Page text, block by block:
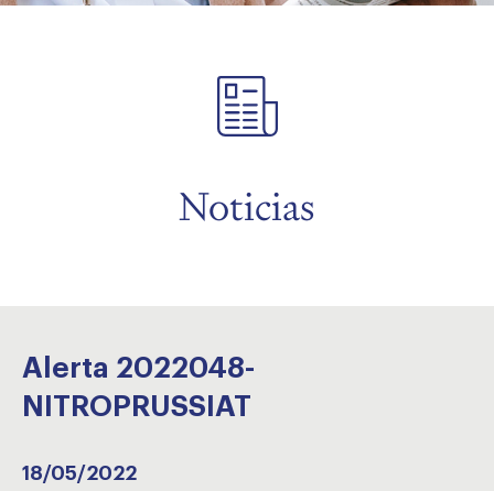
Noticias
Alerta 2022048-
NITROPRUSSIAT
18/05/2022